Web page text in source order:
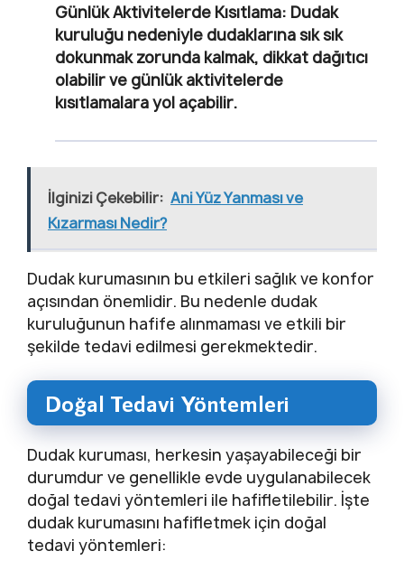
Günlük Aktivitelerde Kısıtlama: Dudak
kuruluğu nedeniyle dudaklarına sık sık
dokunmak zorunda kalmak, dikkat dağıtıcı
olabilir ve günlük aktivitelerde
kısıtlamalara yol açabilir.
İlginizi Çekebilir: Ani Yüz Yanması ve
Kızarması Nedir?
Dudak kurumasının bu etkileri sağlık ve konfor
açısından önemlidir. Bu nedenle dudak
kuruluğunun hafife alınmaması ve etkili bir
şekilde tedavi edilmesi gerekmektedir.
Doğal Tedavi Yöntemleri
Dudak kuruması, herkesin yaşayabileceği bir
durumdur ve genellikle evde uygulanabilecek
doğal tedavi yöntemleri ile hafifletilebilir. İşte
dudak kurumasını hafifletmek için doğal
tedavi yöntemleri: